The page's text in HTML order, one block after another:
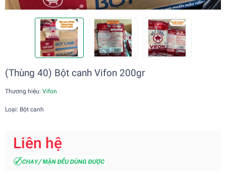
(Thùng 40) Bột canh Vifon 200gr
Thương hiệu: Vifon
Loại: Bột canh
Liên hệ